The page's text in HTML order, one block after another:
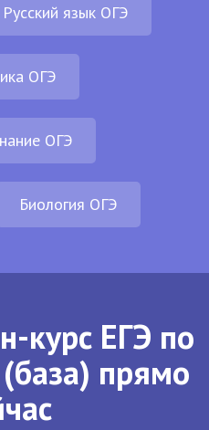
Русский язык ОГЭ
ОГЭ
ОГЭ
Биология ОГЭ
курс ЕГЭ по
прямо